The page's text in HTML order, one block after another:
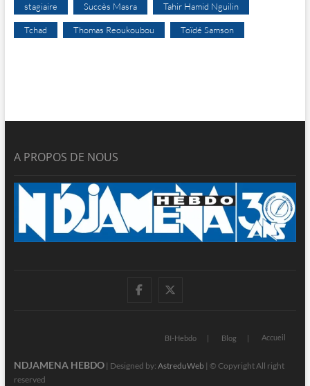
stagiaire Succès Masra Tahir Hamid Nguilin
Tchad Thomas Reoukoubou Toïdé Samson
A PROPOS DE NOUS
facebook
BI-Hebdo Blog Accueil
NDJAMENA HEBDO| Designed by: AstreduWeb | © Copyright All right
reserved